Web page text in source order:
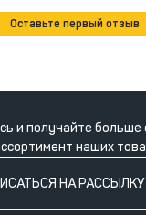
Оставьте первый отзыв
и получайте больше
наших
НА РАССЫЛКУ